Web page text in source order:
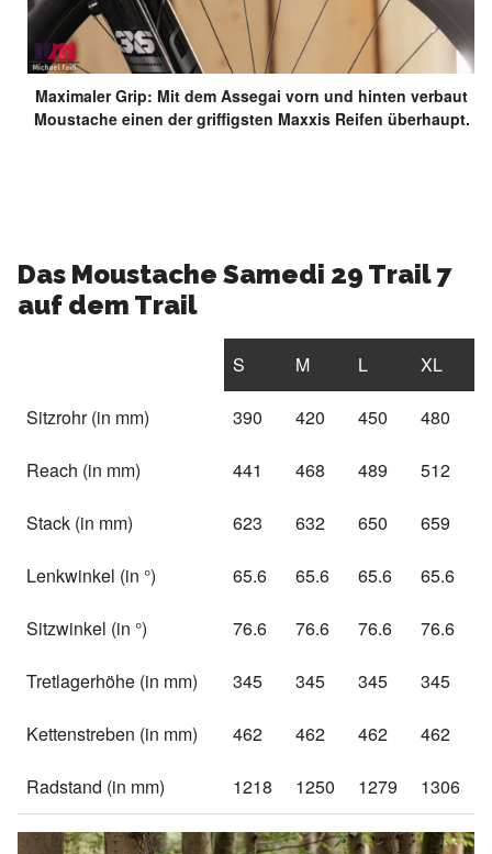
Maximaler Grip: Mit dem Assegai vorn und hinten verbaut
Moustache einen der griffigsten Maxxis Reifen überhaupt.
Das Moustache Samedi 29 Trail 7
auf dem Trail
S M L XL
Sitzrohr (in mm) 390 420 450 480
Reach (in mm) 441 468 489 512
Stack (in mm) 623 632 650 659
Lenkwinkel (in °) 65.6 65.6 65.6 65.6
Sitzwinkel (in °) 76.6 76.6 76.6 76.6
Tretlagerhöhe (in mm) 345 345 345 345
Kettenstreben (in mm) 462 462 462 462
Radstand (in mm) 1218 1250 1279 1306